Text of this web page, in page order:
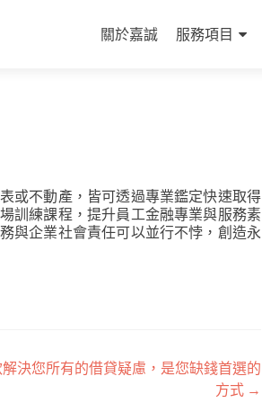
to
關於嘉誠 服務項目
或不動產，皆可透過專業鑑定快速取得
訓練課程，提升員工金融專業與服務素
與企業社會責任可以並行不悖，創造永
決您所有的借貸疑慮，是您缺錢首選的
方式 →